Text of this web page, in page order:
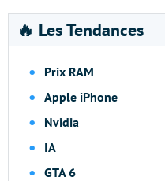
🔥 Les Tendances
Prix RAM
Apple iPhone
Nvidia
IA
GTA 6